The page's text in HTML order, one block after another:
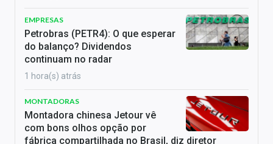
EMPRESAS
Petrobras (PETR4): O que esperar
do balanço? Dividendos
continuam no radar
1 hora(s) atrás
MONTADORAS
Montadora chinesa Jetour vê
com bons olhos opção por
fábrica compartilhada no Brasil, diz diretor